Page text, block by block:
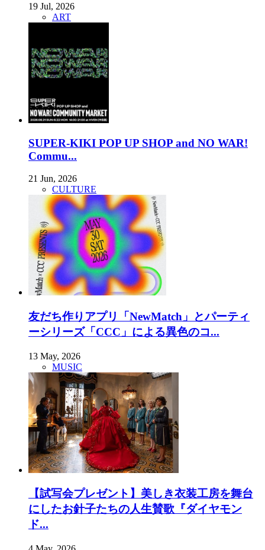
19 Jul, 2026
ART
SUPER-KIKI POP UP SHOP and NO WAR!
Commu...
21 Jun, 2026
CULTURE
友だち作りアプリ「NewMatch」とパーティ
ーシリーズ「CCC」による異色のコ...
13 May, 2026
MUSIC
【試写会プレゼント】美しき衣装工房を舞台
にしたお針子たちの人生賛歌『ダイヤモン
ド...